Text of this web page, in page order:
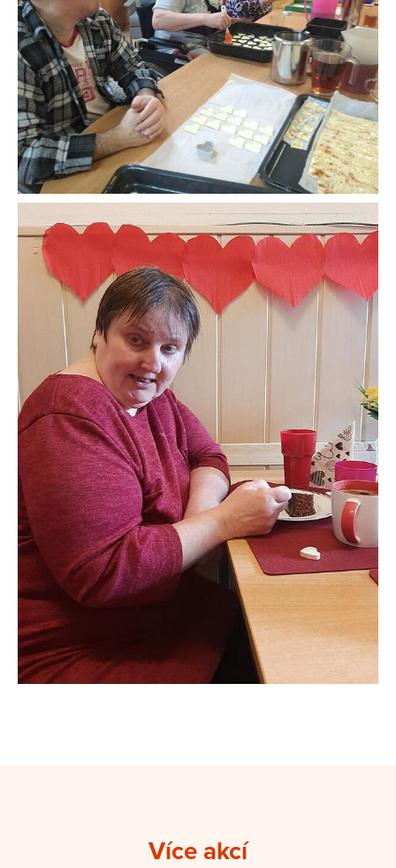
Více akcí